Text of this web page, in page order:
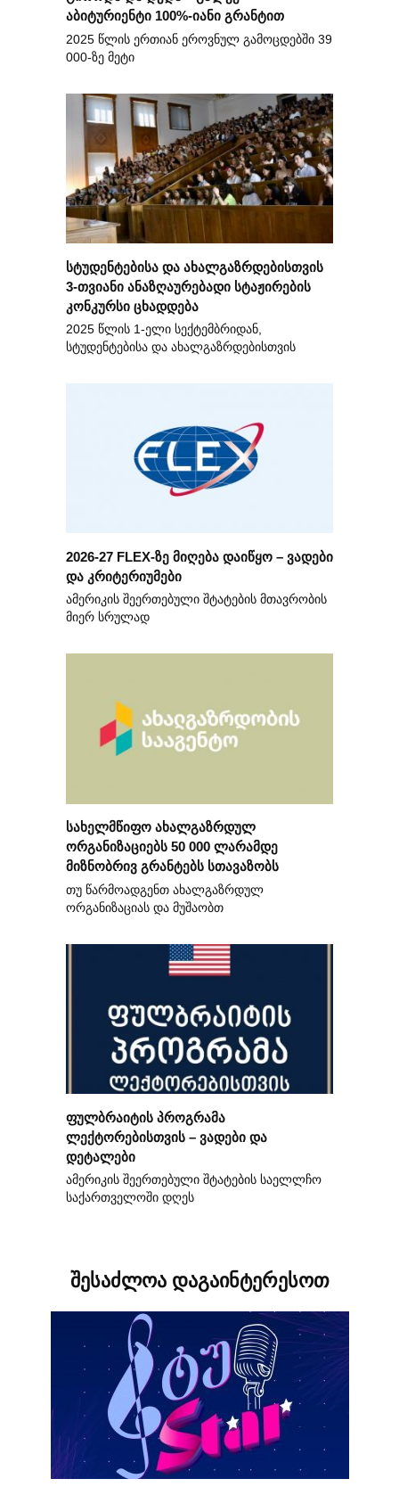
აბიტურიენტი 100%-იანი გრანტით
2025 წლის ერთიან ეროვნულ გამოცდებში 39
000-ზე მეტი
სტუდენტებისა და ახალგაზრდებისთვის
3-თვიანი ანაზღაურებადი სტაჟირების
კონკურსი ცხადდება
2025 წლის 1-ელი სექტემბრიდან,
სტუდენტებისა და ახალგაზრდებისთვის
2026-27 FLEX-ზე მიღება დაიწყო – ვადები
და კრიტერიუმები
ამერიკის შეერთებული შტატების მთავრობის
მიერ სრულად
სახელმწიფო ახალგაზრდულ
ორგანიზაციებს 50 000 ლარამდე
მიზნობრივ გრანტებს სთავაზობს
თუ წარმოადგენთ ახალგაზრდულ
ორგანიზაციას და მუშაობთ
ფულბრაიტის პროგრამა
ლექტორებისთვის – ვადები და
დეტალები
ამერიკის შეერთებული შტატების საელლჩო
საქართველოში დღეს
შესაძლოა დაგაინტერესოთ